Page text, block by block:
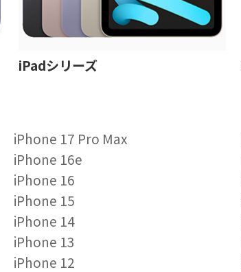
iPadシリーズ
iPhone 17 Pro Max
iPhone 16e
iPhone 16
iPhone 15
iPhone 14
iPhone 13
iPhone 12